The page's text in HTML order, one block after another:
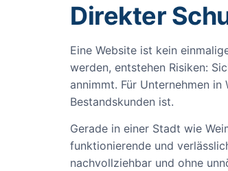
Direkter
Eine Website ist kein
werden, entstehen Risiken:
annimmt. Für Unternehmen
Bestandskunden ist.
Gerade in einer Stadt wie
funktionierende und
nachvollziehbar und ohne